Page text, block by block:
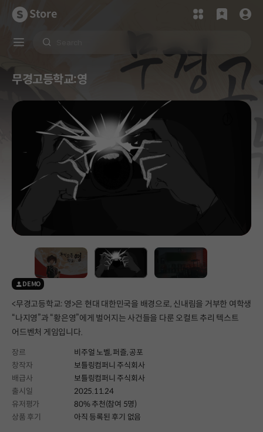
Store
무경고등학교:영
DEMO
<무경고등학교: 영>은 현대 대한민국을 배경으로, 신내림을 거부한 여학생
“나지영”과 “황은영”에게 벌어지는 사건들을 다룬 오컬트 추리 텍스트
어드벤처 게임입니다.
장르 비주얼 노벨,퍼즐,공포
창작자
보틀링컴퍼니 주식회사
배급사
보틀링컴퍼니 주식회사
출시일
2025.11.24
유저평가
80% 추천(참여 5명)
상품 후기
아직 등록된 후기 없음